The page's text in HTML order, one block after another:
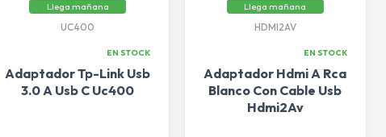
Llega mañana
UC400
EN STOCK
Adaptador Tp-Link Usb
3.0 A Usb C Uc400
Llega mañana
HDMI2AV
EN STOCK
Adaptador Hdmi A Rca
Blanco Con Cable Usb
Hdmi2Av